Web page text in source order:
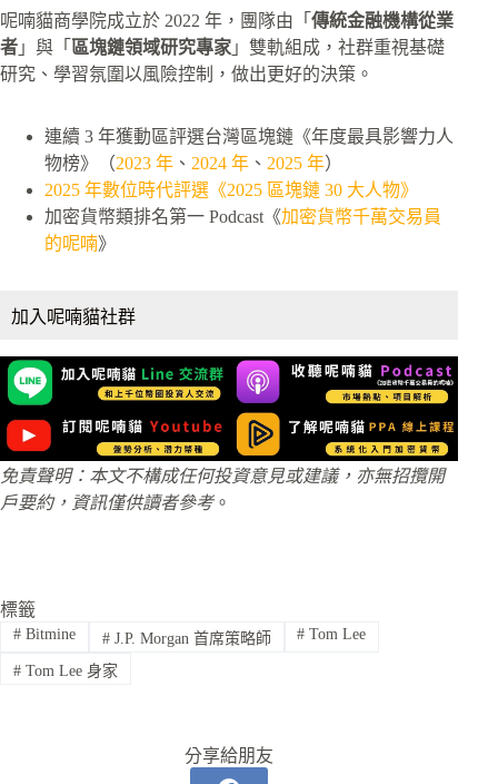
呢喃貓商學院成立於 2022 年，團隊由「 傳統金融機構從業
者 」與「 區塊鏈領域研究專家 」雙軌組成，社群重視基礎
研究、學習氛圍以風險控制，做出更好的決策。
連續 3 年獲動區評選台灣區塊鏈《年度最具影響力人
物榜》（2023 年 、 2024 年 、 2025 年）
2025 年數位時代評選《2025 區塊鏈 30 大人物》
加密貨幣類排名第一 Podcast《加密貨幣千萬交易員
的呢喃》
加入呢喃貓社群
免責聲明：本文不構成任何投資意見或建議，亦無招攬開
戶要約，資訊僅供讀者參考。
標籤
#Bitmine #J.P. Morgan 首席策略師 # Tom Lee
#Tom Lee 身家
分享給朋友